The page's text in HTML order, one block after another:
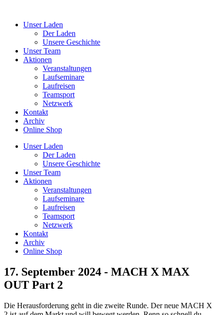
Unser Laden
Der Laden
Unsere Geschichte
Unser Team
Aktionen
Veranstaltungen
Laufseminare
Laufreisen
Teamsport
Netzwerk
Kontakt
Archiv
Online Shop
Unser Laden
Der Laden
Unsere Geschichte
Unser Team
Aktionen
Veranstaltungen
Laufseminare
Laufreisen
Teamsport
Netzwerk
Kontakt
Archiv
Online Shop
17. September 2024 - MACH X MAX
OUT Part 2
Die Herausforderung geht in die zweite Runde. Der neue MACH X